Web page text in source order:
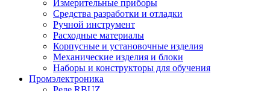
Измерительные приборы
Средства разработки и отладки
Ручной инструмент
Расходные материалы
Корпусные и установочные изделия
Механические изделия и блоки
Наборы и конструкторы для обучения
Промэлектроника